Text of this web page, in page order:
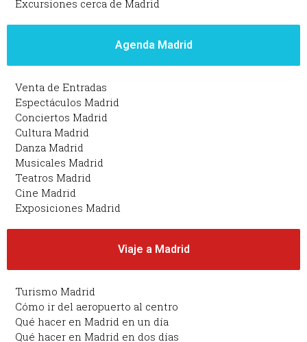
Excursiones cerca de Madrid
Agenda Madrid
Venta de Entradas
Espectáculos Madrid
Conciertos Madrid
Cultura Madrid
Danza Madrid
Musicales Madrid
Teatros Madrid
Cine Madrid
Exposiciones Madrid
Viaje a Madrid
Turismo Madrid
Cómo ir del aeropuerto al centro
Qué hacer en Madrid en un día
Qué hacer en Madrid en dos días